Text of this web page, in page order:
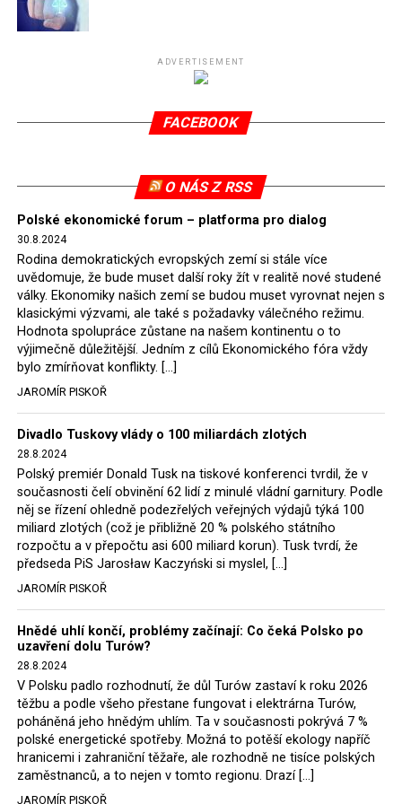
Připomeňme, že ukončení těžby hnědého uhlí pro
(SDEU) v souvislosti se stížnostmi českých samospráv
verdiktem španělské soudkyně Rosario Silva de Lapureta
tomuto rozhodnutí nevyhověla, proto na žádost
2022, než byl tento případ z důvodu uzavření dohody
Polska s Českou republikou o odstranění příčin sporu o
důl Turów vymazán z rejstříku tribunálu. Celkem si
Polsko nechalo z přiznaných evropských fondů odečíst
asi 70 milionů eur na pokutách a 45 milionů eur
zaplatilo jako odškodnění České republice – ale jak důl,
tak elektrárna nadále fungovaly. Už tehdy zástupci
tehdejší opozice a dnes vládnoucí koalice, jako
místopředseda Občanské platformy (PO) Rafał
Hołownia, přímo řekli, že by se polská vláda měla
tomuto rozhodnutí podřídit.
Rozhodnutí polského ministra spravedlnosti jistě potěší
německé, české a polské ekology, ale i těžaře. Je těžké si
představit, že by o takové věci rozhodoval sám ministr
Bodnar. Musel získat politický souhlas vládnoucí koalice.
Stále jsou totiž platné argumenty Morawieckého vlády,
že důl i elektrárna jsou – kromě zabezpečování cca 7 %
polského energetického mixu – klíčovými podniky, spolu
se svými dceřinými společnostmi zaměstnávají cca pět
tisíc lidí. Navíc s činností dolu a elektrárny nepřímo
souvisí dalších několik desítek tisíc pracovních míst v
regionu. Zelená politika ale opět zvítězila.
Rozhodnutí polského ministra spravedlnosti jistě potěší
německé, české a polské ekology, kteří žalobu u
ADVERTISEMENT
FACEBOOK
O NÁS Z RSS
Polské ekonomické forum – platforma pro dialog
30.8.2024
Rodina demokratických evropských zemí si stále více
uvědomuje, že bude muset další roky žít v realitě nové studené
války. Ekonomiky našich zemí se budou muset vyrovnat nejen s
klasickými výzvami, ale také s požadavky válečného režimu.
Hodnota spolupráce zůstane na našem kontinentu o to
výjimečně důležitější. Jedním z cílů Ekonomického fóra vždy
bylo zmírňovat konflikty. […]
JAROMÍR PISKOŘ
Divadlo Tuskovy vlády o 100 miliardách zlotých
28.8.2024
Polský premiér Donald Tusk na tiskové konferenci tvrdil, že v
současnosti čelí obvinění 62 lidí z minulé vládní garnitury. Podle
něj se řízení ohledně podezřelých veřejných výdajů týká 100
miliard zlotých (což je přibližně 20 % polského státního
rozpočtu a v přepočtu asi 600 miliard korun). Tusk tvrdí, že
předseda PiS Jarosław Kaczyński si myslel, […]
JAROMÍR PISKOŘ
Hnědé uhlí končí, problémy začínají: Co čeká Polsko po
uzavření dolu Turów?
28.8.2024
V Polsku padlo rozhodnutí, že důl Turów zastaví k roku 2026
těžbu a podle všeho přestane fungovat i elektrárna Turów,
poháněná jeho hnědým uhlím. Ta v současnosti pokrývá 7 %
polské energetické spotřeby. Možná to potěší ekology napříč
hranicemi i zahraniční těžaře, ale rozhodně ne tisíce polských
zaměstnanců, a to nejen v tomto regionu. Drazí […]
JAROMÍR PISKOŘ